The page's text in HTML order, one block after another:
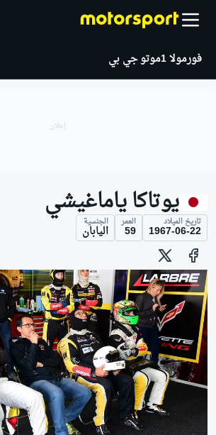
فورمولا 1 موتو جي بي
يوتاكا ياماغيشي
تاريخ الميلاد
1967-06-22
العمر
59
الجنسية
اليابان